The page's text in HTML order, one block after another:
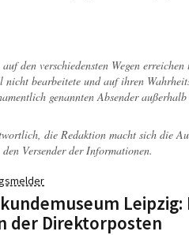
den verschiedensten Wegen
bearbeitete und auf ihren
genannten Absender
die Redaktion macht sich die
Versender der Informationen.
der Direktorposten